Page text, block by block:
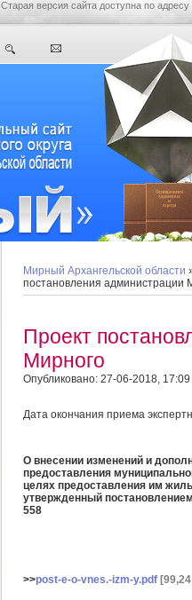
Старая версия сайта доступна по адресу
Мирный Архангельской области
постановления администрации
Проект
Мирного
Опубликовано: 27-06-2018, 17:09
Дата окончания приема
О внесении изменений и
предоставления
целях предоставления им
утвержденный
558
>>post-e-o-vnes.-izm-y.pdf